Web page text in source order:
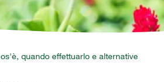
quando effettuarlo e alternative